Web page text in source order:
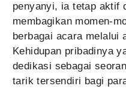
penyanyi, ia tetap aktif
membagikan momen-
berbagai acara melalui
Kehidupan pribadinya
dedikasi sebagai
tarik tersendiri bagi